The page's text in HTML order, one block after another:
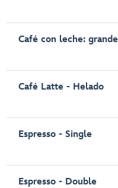
Café con leche: grande
Café Latte - Helado
Espresso - Single
Espresso - Double